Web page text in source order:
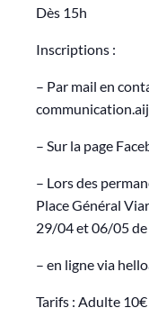
Dès 15h
Inscriptions :
– Par mail en
– Sur la page
– Lors des
Place Général
29/04 et 06/05 de
– en ligne via
Tarifs : Adulte